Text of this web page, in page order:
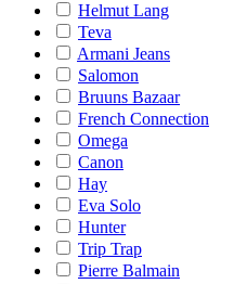
Helmut Lang
Teva
Armani Jeans
Salomon
Bruuns Bazaar
French Connection
Omega
Canon
Hay
Eva Solo
Hunter
Trip Trap
Pierre Balmain